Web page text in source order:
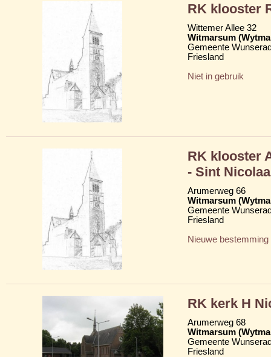
RK klooster
Wittemer Allee 32
Witmarsum
Gemeente
Friesland
Niet in gebruik
RK klooster
- Sint
Arumerweg 66
Witmarsum
Gemeente
Friesland
Nieuwe bestemming
RK kerk H
Arumerweg 68
Witmarsum
Gemeente
Friesland